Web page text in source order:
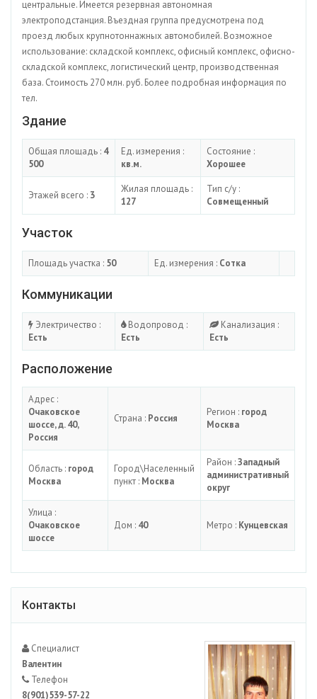
центральные. Имеется резервная автономная
электроподстанция. Въездная группа предусмотрена под
проезд любых крупнотоннажных автомобилей. Возможное
использование: складской комплекс, офисный комплекс, офисно-
складской комплекс, логистический центр, производственная
база. Стоимость 270 млн. руб. Более подробная информация по
тел.
Здание
Общая площадь : 4
500
Ед. измерения :
кв.м.
Состояние :
Хорошее
Этажей всего : 3
Жилая площадь :
127
Тип с/у :
Совмещенный
Участок
Площадь участка : 50 Ед. измерения : Сотка
Коммуникации
Электричество :
Есть
Водопровод :
Есть
Канализация :
Есть
Расположение
Адрес :
Очаковское
шоссе, д. 40,
Россия
Страна : Россия
Регион : город
Москва
Область : город
Москва
Город\Населенный
пункт : Москва
Район :Западный
административный
округ
Улица :
Очаковское
шоссе
Дом : 40 Метро : Кунцевская
Контакты
Специалист
Валентин
Телефон
8(901)539-57-22